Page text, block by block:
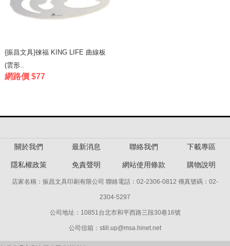
{振昌文具}徠福 KING LIFE 曲線板
(雲形..
網路價 $77
關於我們 最新消息 聯絡我們 下載專區
隱私權政策 免責聲明 網站使用條款 購物說明
店家名稱：振昌文具印刷有限公司 聯絡電話：02-2306-0812 傳真號碼：02-
2304-5297
公司地址：10851台北市和平西路三段30巷16號
公司信箱：still.up@msa.hinet.net